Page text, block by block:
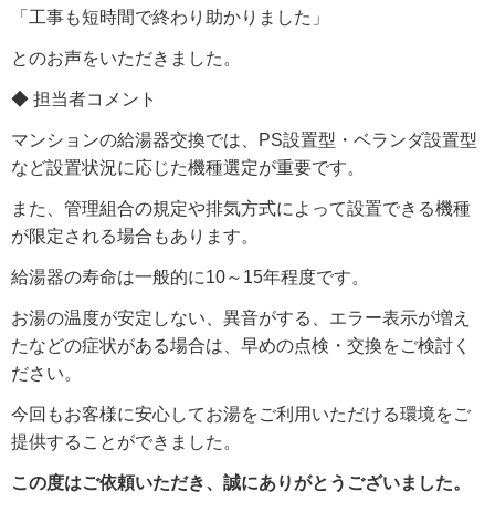
「工事も短時間で終わり助かりました」
とのお声をいただきました。
◆ 担当者コメント
マンションの給湯器交換では、PS設置型・ベランダ設置型
など設置状況に応じた機種選定が重要です。
また、管理組合の規定や排気方式によって設置できる機種
が限定される場合もあります。
給湯器の寿命は一般的に10～15年程度です。
お湯の温度が安定しない、異音がする、エラー表示が増え
たなどの症状がある場合は、早めの点検・交換をご検討く
ださい。
今回もお客様に安心してお湯をご利用いただける環境をご
提供することができました。
この度はご依頼いただき、誠にありがとうございました。